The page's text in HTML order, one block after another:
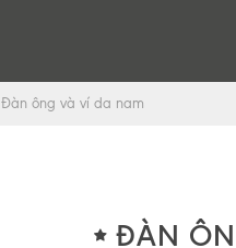
Đàn ông và ví da nam
ĐÀN